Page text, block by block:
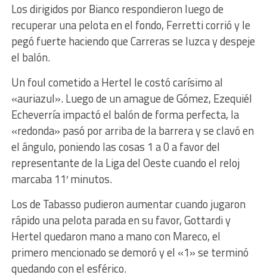
Los dirigidos por Bianco respondieron luego de
recuperar una pelota en el fondo, Ferretti corrió y le
pegó fuerte haciendo que Carreras se luzca y despeje
el balón.
Un foul cometido a Hertel le costó carísimo al
«auriazul». Luego de un amague de Gómez, Ezequiél
Echeverría impactó el balón de forma perfecta, la
«redonda» pasó por arriba de la barrera y se clavó en
el ángulo, poniendo las cosas 1 a 0 a favor del
representante de la Liga del Oeste cuando el reloj
marcaba 11′ minutos.
Los de Tabasso pudieron aumentar cuando jugaron
rápido una pelota parada en su favor, Gottardi y
Hertel quedaron mano a mano con Mareco, el
primero mencionado se demoró y el «1» se terminó
quedando con el esférico.